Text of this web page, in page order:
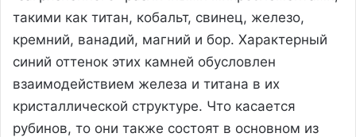
такими как титан, кобальт, свинец, железо,
кремний, ванадий, магний и бор. Характерный
синий оттенок этих камней обусловлен
взаимодействием железа и титана в их
кристаллической структуре. Что касается
рубинов, то они также состоят в основном из